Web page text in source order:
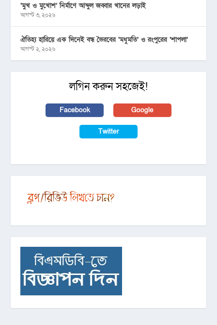
‘মুখ ও মুখোশ’ নির্মাণে আব্দুল জব্বার খানের লড়াই
আগস্ট ৩, ২০২৬
ঐতিহ্য হারিয়ে এক দিনেই বন্ধ ভৈরবের ‘মধুমতি’ ও রংপুরের ‘শাপলা’
আগস্ট ২, ২০২৬
লগিন করুন সহজেই!
Facebook Google
Twitter